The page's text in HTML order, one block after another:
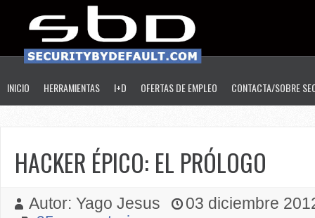
INICIO HERRAMIENTAS I+D OFERTAS DE EMPLEO CONTACTA/SOBRE
HACKER ÉPICO: EL PRÓLOGO
Autor: Yago Jesus
03 diciembre